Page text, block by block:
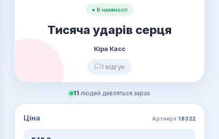
● В наявності
Тисяча ударів серця
Кіра Касс
1 відгук
11 людей дивляться зараз
Ціна Артикул 18322